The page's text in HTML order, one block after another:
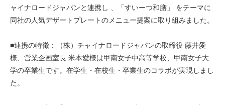
ャイナロードジャパンと連携し 、「すいーつ和膳」 をテーマに
同社の人気デザートプレートのメニュー提案に取り組みました。
■連携の特徴：（株）チャイナロードジャパンの取締役 藤井愛
様、営業企画室長 米本愛様は甲南女子中高等学校、 甲南女子大
学の卒業生です。在学生・在校生・卒業生のコラボが実現しまし
た。